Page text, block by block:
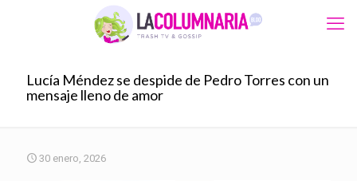
Lucía Méndez se despide de Pedro Torres con un
mensaje lleno de amor
30 enero, 2026